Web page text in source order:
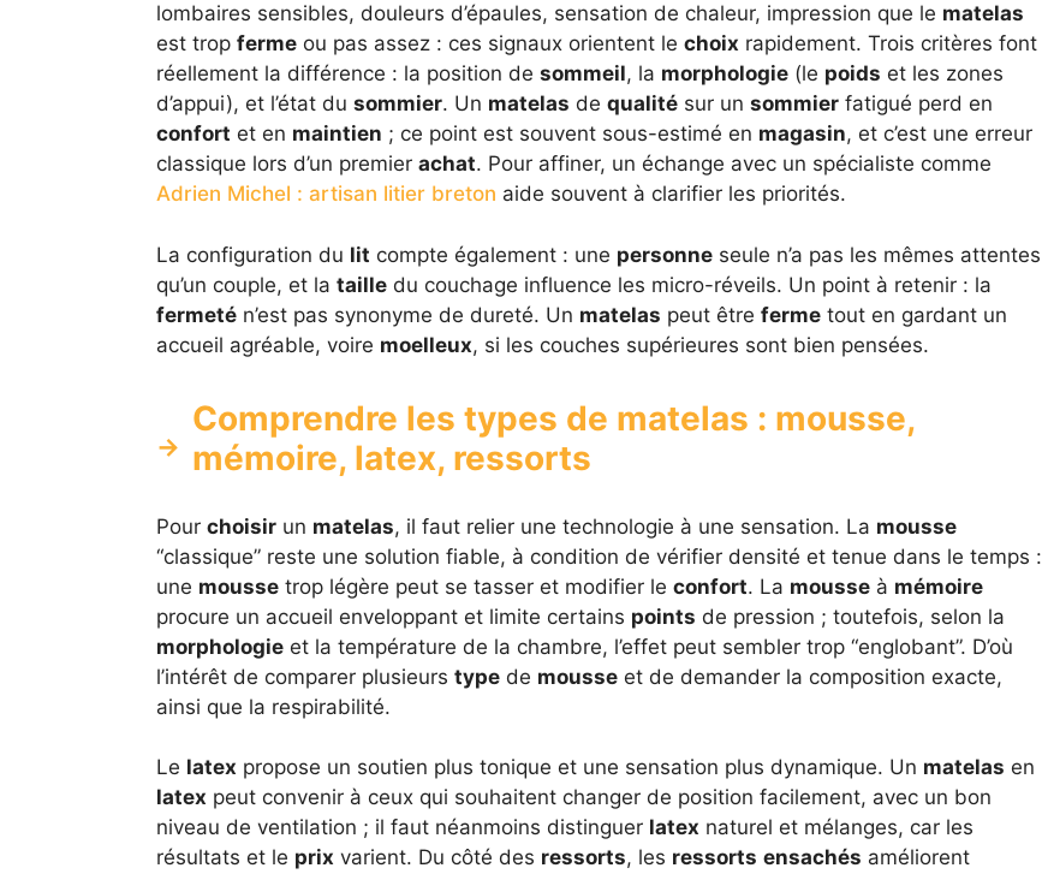
lombaires sensibles, douleurs d’épaules, sensation de chaleur, impression que le matelas
est trop fermeou pas assez : ces signaux orientent le choix rapidement. Trois critères font
réellement la différence : la position de sommeil, la morphologie(le poids et les zones
d’appui), et l’état du sommier. Un matelas de qualitésur un sommierfatigué perd en
confort et en maintien ; ce point est souvent sous-estimé en magasin, et c’est une erreur
classique lors d’un premier achat. Pour affiner, un échange avec un spécialiste comme
Adrien Michel : artisan litier breton aide souvent à clarifier les priorités.
La configuration du lit compte également : une personneseule n’a pas les mêmes attentes
qu’un couple, et la tailledu couchage influence les micro-réveils. Un point à retenir : la
fermetén’est pas synonyme de dureté. Un matelas peut être fermetout en gardant un
accueil agréable, voire moelleux, si les couches supérieures sont bien pensées.
Comprendre les types de matelas : mousse,
mémoire, latex, ressorts
Pour choisirun matelas, il faut relier une technologie à une sensation. La mousse
“classique” reste une solution fiable, à condition de vérifier densité et tenue dans le temps :
une moussetrop légère peut se tasser et modifier le confort. La mousseà mémoire
procure un accueil enveloppant et limite certains points de pression ; toutefois, selon la
morphologieet la température de la chambre, l’effet peut sembler trop “englobant”. D’où
l’intérêt de comparer plusieurs typede mousseet de demander la composition exacte,
ainsi que la respirabilité.
Le latex propose un soutien plus tonique et une sensation plus dynamique. Un matelas en
latex peut convenir à ceux qui souhaitent changer de position facilement, avec un bon
niveau de ventilation ; il faut néanmoins distinguer latex naturel et mélanges, car les
résultats et le prix varient. Du côté des ressorts, les ressorts ensachés améliorent